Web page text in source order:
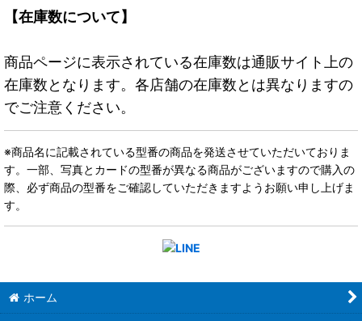
【在庫数について】
商品ページに表示されている在庫数は通販サイト上の
在庫数となります。各店舗の在庫数とは異なりますの
でご注意ください。
※商品名に記載されている型番の商品を発送させていただいておりま
す。一部、写真とカードの型番が異なる商品がございますので購入の
際、必ず商品の型番をご確認していただきますようお願い申し上げま
す。
ホーム